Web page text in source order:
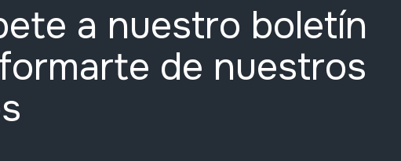
a nuestro boletín
de nuestros